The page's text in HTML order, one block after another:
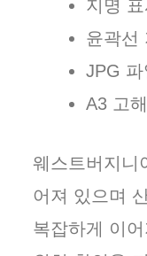
지명
윤곽선
JPG 파
A3 고
웨스트버지니
어져 있으며
복잡하게 이